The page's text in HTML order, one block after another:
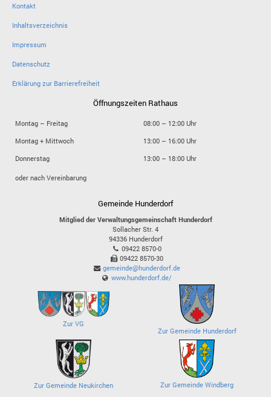
Kontakt
Inhaltsverzeichnis
Impressum
Datenschutz
Erklärung zur Barrierefreiheit
Öffnungszeiten Rathaus
Montag – Freitag
08:00 – 12:00 Uhr
Montag + Mittwoch
13:00 – 16:00 Uhr
Donnerstag
13:00 – 18:00 Uhr
oder nach Vereinbarung
Gemeinde Hunderdorf
Mitglied der Verwaltungsgemeinschaft Hunderdorf
Sollacher Str. 4
94336 Hunderdorf
09422 8570-0
09422 8570-30
gemeinde@hunderdorf.de
www.hunderdorf.de/
Zur VG
Zur Gemeinde Hunderdorf
Zur Gemeinde Neukirchen Zur Gemeinde Windberg